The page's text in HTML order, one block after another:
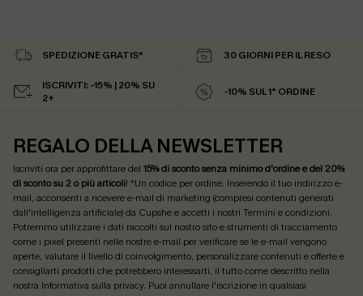
SPEDIZIONE GRATIS* 30 GIORNI PER IL RESO
ISCRIVITI: -15% | 20% SU
2+
-10% SUL 1° ORDINE
REGALO DELLA NEWSLETTER
Iscriviti ora per approfittare del 15% di sconto senza minimo d'ordine e del 20%
di sconto su 2 o più articoli! *Un codice per ordine. Inserendo il tuo indirizzo e-
mail, acconsenti a ricevere e-mail di marketing (compresi contenuti generati
dall'intelligenza artificiale) da Cupshe e accetti i nostri Termini e condizioni.
Potremmo utilizzare i dati raccolti sul nostro sito e strumenti di tracciamento
come i pixel presenti nelle nostre e-mail per verificare se le e-mail vengono
aperte, valutare il livello di coinvolgimento, personalizzare contenuti e offerte e
consigliarti prodotti che potrebbero interessarti, il tutto come descritto nella
nostra Informativa sulla privacy. Puoi annullare l'iscrizione in qualsiasi